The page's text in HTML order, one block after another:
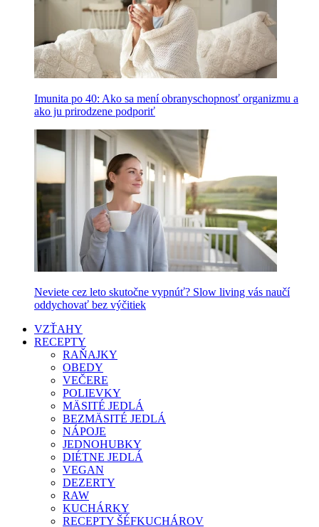
Imunita po 40: Ako sa mení obranyschopnosť organizmu a
ako ju prirodzene podporiť
Neviete cez leto skutočne vypnúť? Slow living vás naučí
oddychovať bez výčitiek
VZŤAHY
RECEPTY
RAŇAJKY
OBEDY
VEČERE
POLIEVKY
MÄSITÉ JEDLÁ
BEZMÄSITÉ JEDLÁ
NÁPOJE
JEDNOHUBKY
DIÉTNE JEDLÁ
VEGAN
DEZERTY
RAW
KUCHÁRKY
RECEPTY ŠÉFKUCHÁROV